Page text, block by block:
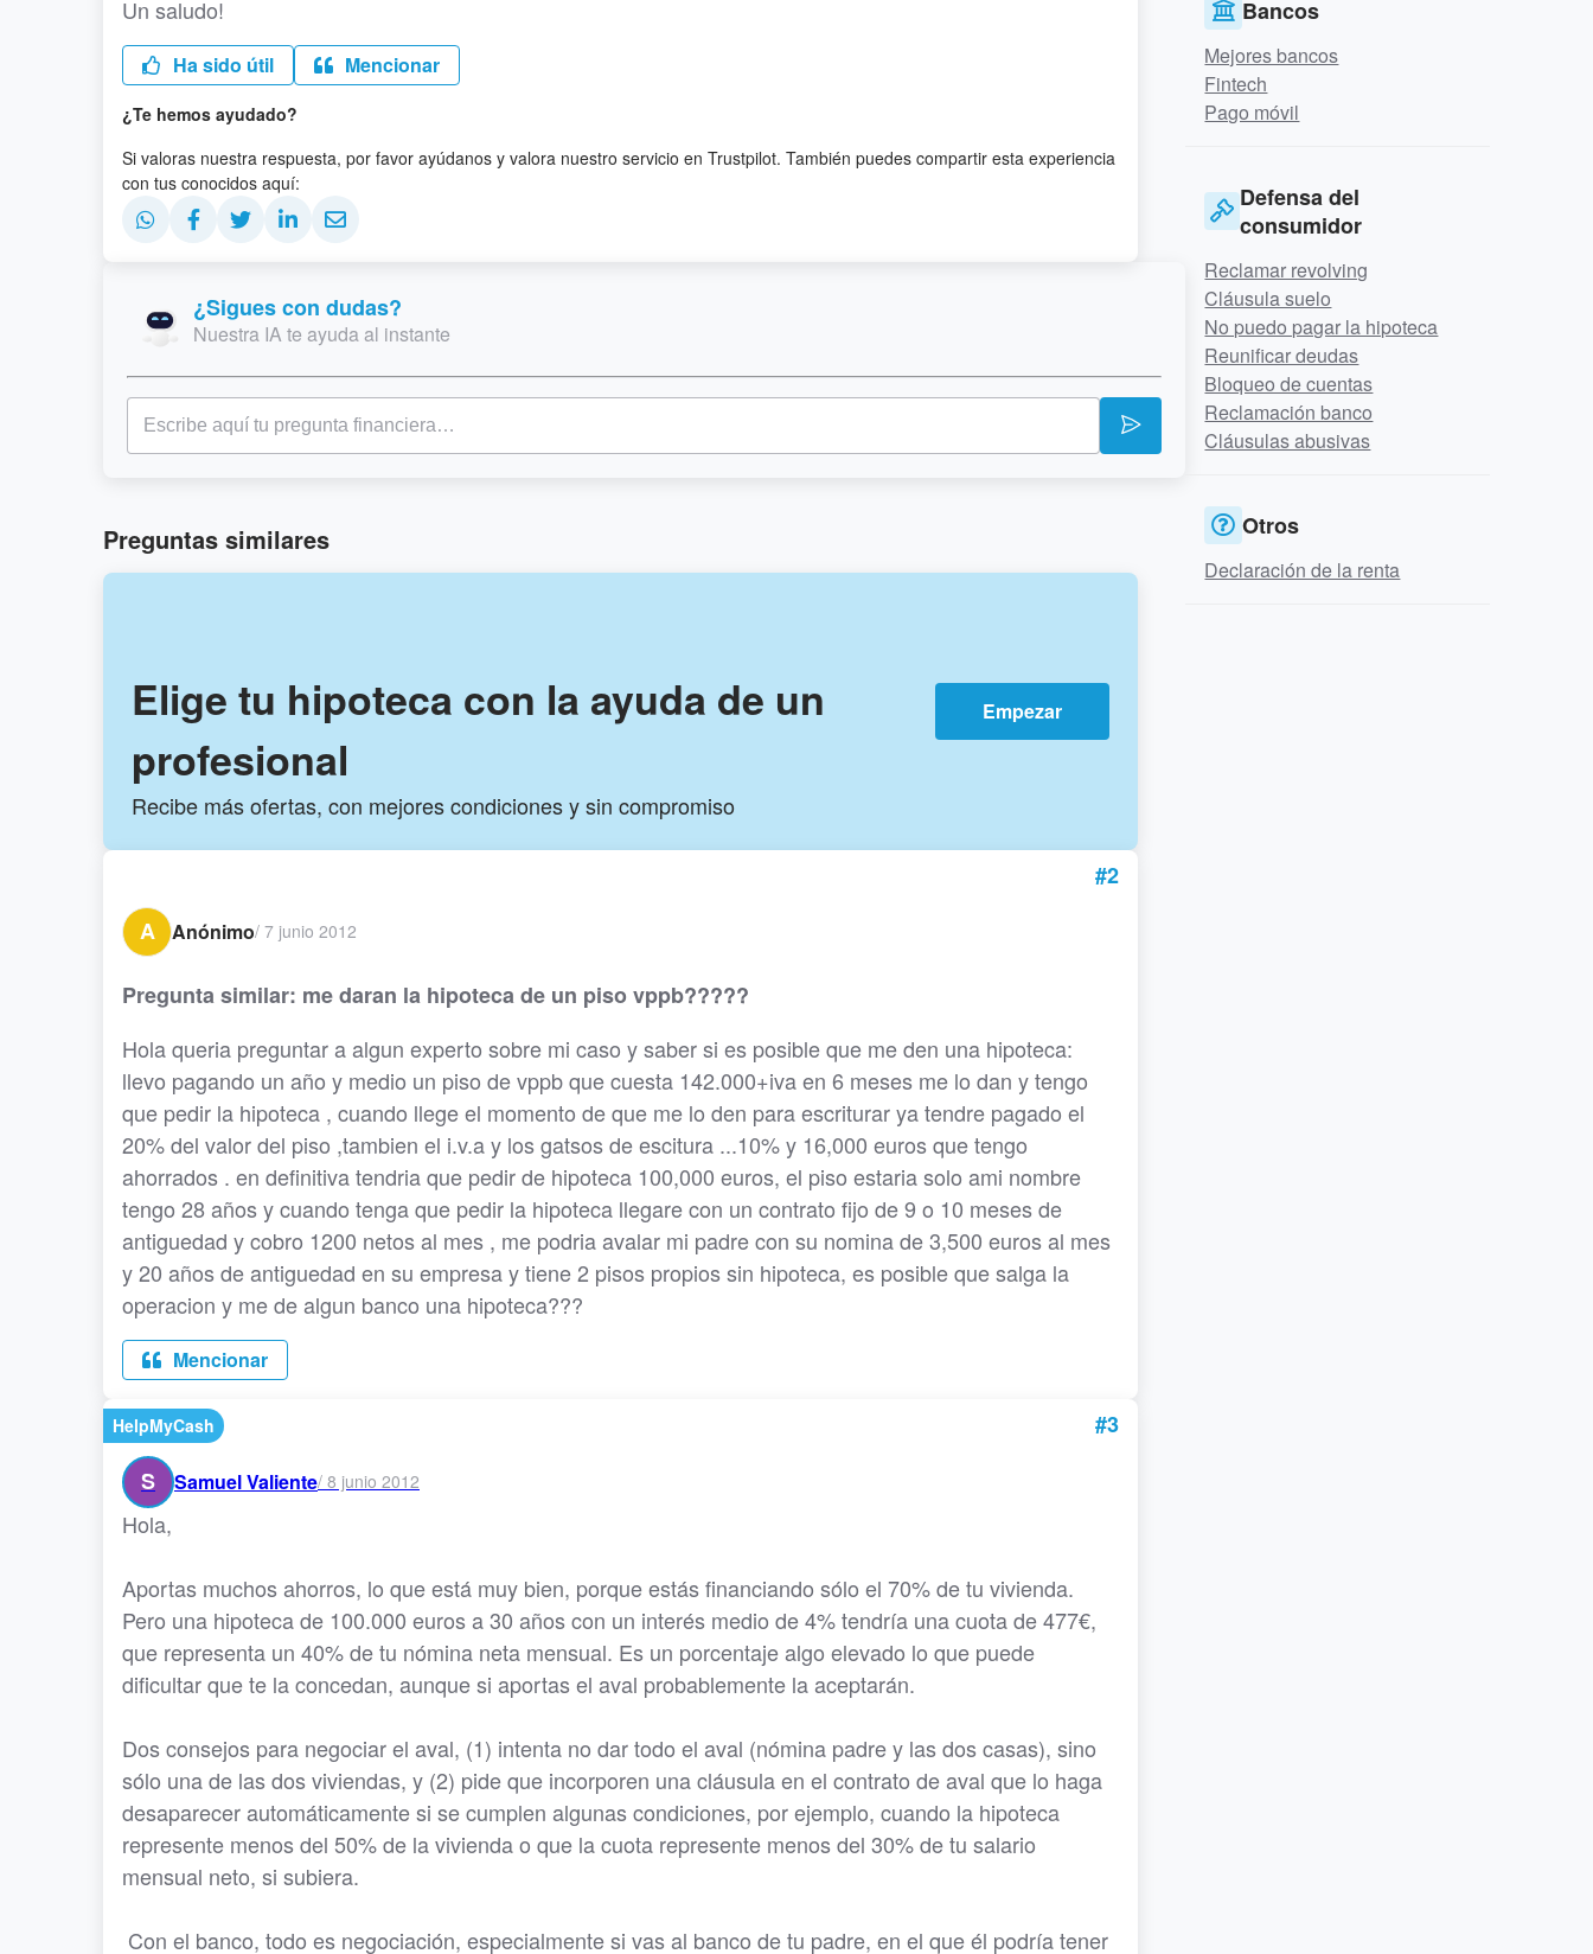
Un saludo!
Ha sido útil Mencionar
¿Te hemos ayudado?
Si valoras nuestra respuesta, por favor ayúdanos y valora nuestro servicio en Trustpilot. También puedes compartir esta experiencia
con tus conocidos aquí:
¿Sigues con dudas?
Nuestra IA te ayuda al instante
Preguntas similares
Elige tu hipoteca con la ayuda de un
profesional
Recibe más ofertas, con mejores condiciones y sin compromiso
Empezar
#2
A
Anónimo/ 7 junio 2012
Pregunta similar: me daran la hipoteca de un piso vppb?????
Hola queria preguntar a algun experto sobre mi caso y saber si es posible que me den una hipoteca:
llevo pagando un año y medio un piso de vppb que cuesta 142.000+iva en 6 meses me lo dan y tengo
que pedir la hipoteca , cuando llege el momento de que me lo den para escriturar ya tendre pagado el
20% del valor del piso ,tambien el i.v.a y los gatsos de escitura ...10% y 16,000 euros que tengo
ahorrados . en definitiva tendria que pedir de hipoteca 100,000 euros, el piso estaria solo ami nombre
tengo 28 años y cuando tenga que pedir la hipoteca llegare con un contrato fijo de 9 o 10 meses de
antiguedad y cobro 1200 netos al mes , me podria avalar mi padre con su nomina de 3,500 euros al mes
y 20 años de antiguedad en su empresa y tiene 2 pisos propios sin hipoteca, es posible que salga la
operacion y me de algun banco una hipoteca???
Mencionar
HelpMyCash
#3
S
Samuel Valiente/ 8 junio 2012
Hola,
Aportas muchos ahorros, lo que está muy bien, porque estás financiando sólo el 70% de tu vivienda.
Pero una hipoteca de 100.000 euros a 30 años con un interés medio de 4% tendría una cuota de 477€,
que representa un 40% de tu nómina neta mensual. Es un porcentaje algo elevado lo que puede
dificultar que te la concedan, aunque si aportas el aval probablemente la aceptarán.
Dos consejos para negociar el aval, (1) intenta no dar todo el aval (nómina padre y las dos casas), sino
sólo una de las dos viviendas, y (2) pide que incorporen una cláusula en el contrato de aval que lo haga
desaparecer automáticamente si se cumplen algunas condiciones, por ejemplo, cuando la hipoteca
represente menos del 50% de la vivienda o que la cuota represente menos del 30% de tu salario
mensual neto, si subiera.
Con el banco, todo es negociación, especialmente si vas al banco de tu padre, en el que él podría tener
Bancos
Mejores bancos
Fintech
Pago móvil
Defensa del
consumidor
Reclamar revolving
Cláusula suelo
No puedo pagar la hipoteca
Reunificar deudas
Bloqueo de cuentas
Reclamación banco
Cláusulas abusivas
Otros
Declaración de la renta